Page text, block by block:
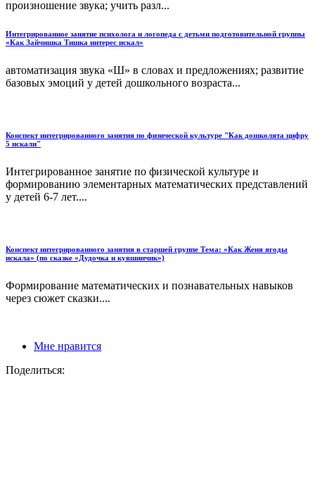
произношение звука; учить разл...
Интегрированное занятие психолога и логопеда с детьми подготовительной группы
«Как Зайчишка Тишка интерес искал»
автоматизация звука «Ш» в словах и предложениях; развитие
базовых эмоций у детей дошкольного возраста...
Конспект интегрированного занятия по физической культуре "Как дошколята цифру
5 искали"
Интегрированное занятие по физической культуре и
формированию элементарных математических представлений
у детей 6-7 лет....
Конспект интегрированного занятия в старшей группе Тема: «Как Женя ягоды
искала» (по сказке «Дудочка и кувшинчик»)
Формирование математических и познавательных навыков
через сюжет сказки....
Мне нравится
Поделиться: